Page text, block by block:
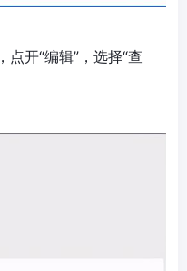
点开“编辑”，选择“查